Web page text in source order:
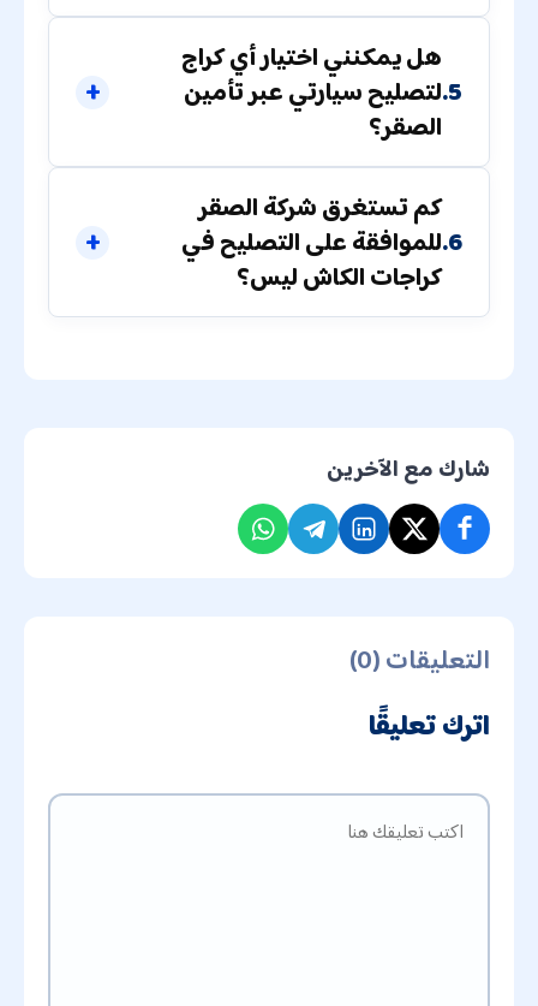
5.
هل يمكنني اختيار أي كراج
لتصليح سيارتي عبر تأمين
الصقر؟
6.
كم تستغرق شركة الصقر
للموافقة على التصليح في
كراجات الكاش ليس؟
شارك مع الآخرين
التعليقات (0)
اترك تعليقًا